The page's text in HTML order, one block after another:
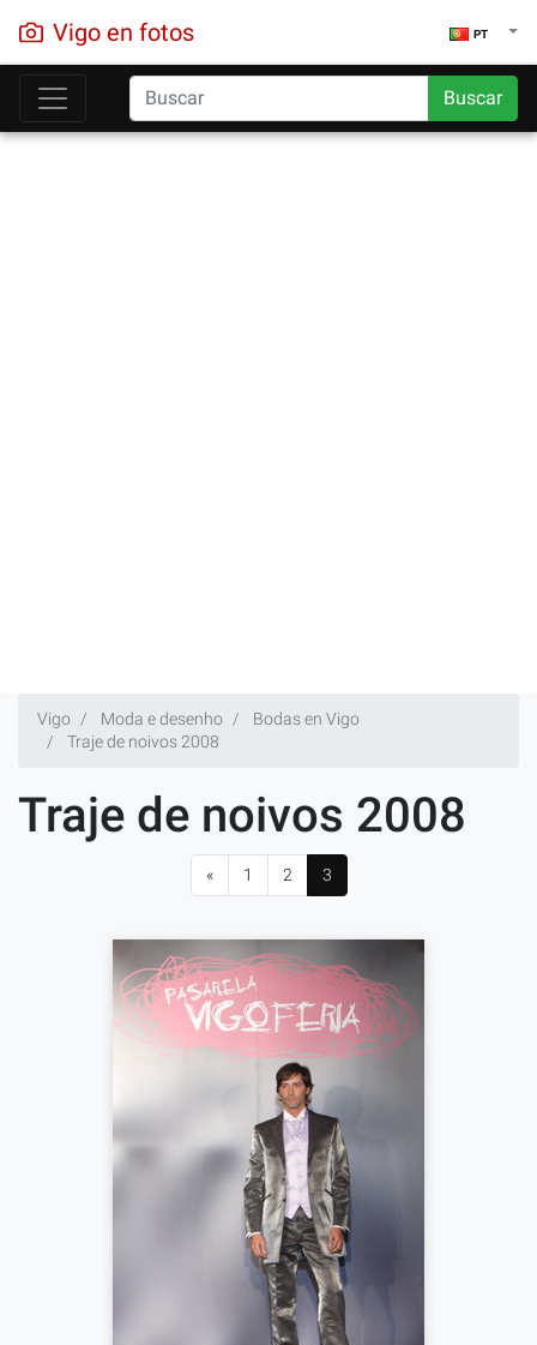
Vigo en fotos PT
Buscar
Vigo Moda e desenho
Bodas en Vigo
Traje de noivos 2008
Traje de noivos 2008
« 1 2 3